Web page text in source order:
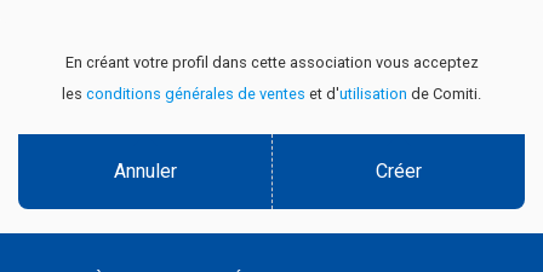
En créant votre profil dans cette association vous acceptez
les conditions générales de ventes et d'utilisation de Comiti.
Annuler Créer